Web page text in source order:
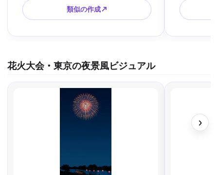
類似の作成↗
花火大会・東京の夜景風ビジュアル
›